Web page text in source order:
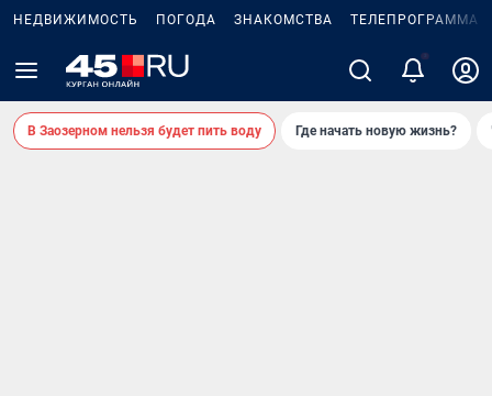
НЕДВИЖИМОСТЬ ПОГОДА ЗНАКОМСТВА ТЕЛЕПРОГРАММА
В Заозерном нельзя будет пить воду Где начать новую жизнь?